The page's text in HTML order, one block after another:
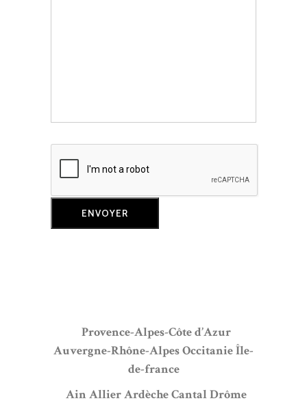
Provence-Alpes-Côte d’Azur
Auvergne-Rhône-AlpesOccitanieÎle-
de-france
Ain AllierArdècheCantalDrôme